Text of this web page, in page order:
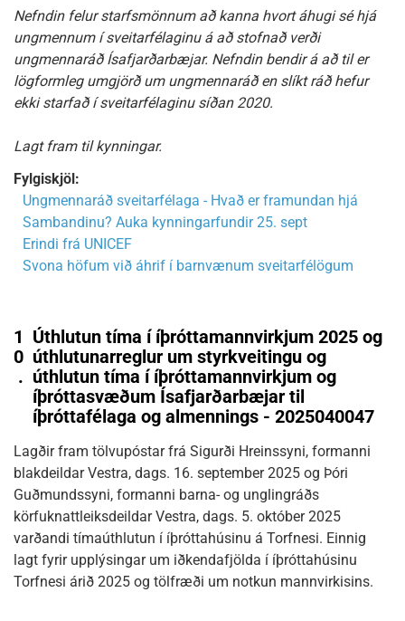
Nefndin felur starfsmönnum að kanna hvort áhugi sé hjá
ungmennum í sveitarfélaginu á að stofnað verði
ungmennaráð Ísafjarðarbæjar. Nefndin bendir á að til er
lögformleg umgjörð um ungmennaráð en slíkt ráð hefur
ekki starfað í sveitarfélaginu síðan 2020.
Lagt fram til kynningar.
Fylgiskjöl:
Ungmennaráð sveitarfélaga - Hvað er framundan hjá
Sambandinu? Auka kynningarfundir 25. sept
Erindi frá UNICEF
Svona höfum við áhrif í barnvænum sveitarfélögum
1
0
.
Úthlutun tíma í íþróttamannvirkjum 2025 og
úthlutunarreglur um styrkveitingu og
úthlutun tíma í íþróttamannvirkjum og
íþróttasvæðum Ísafjarðarbæjar til
íþróttafélaga og almennings - 2025040047
Lagðir fram tölvupóstar frá Sigurði Hreinssyni, formanni
blakdeildar Vestra, dags. 16. september 2025 og Þóri
Guðmundssyni, formanni barna- og unglingráðs
körfuknattleiksdeildar Vestra, dags. 5. október 2025
varðandi tímaúthlutun í íþróttahúsinu á Torfnesi. Einnig
lagt fyrir upplýsingar um iðkendafjölda í íþróttahúsinu
Torfnesi árið 2025 og tölfræði um notkun mannvirkisins.